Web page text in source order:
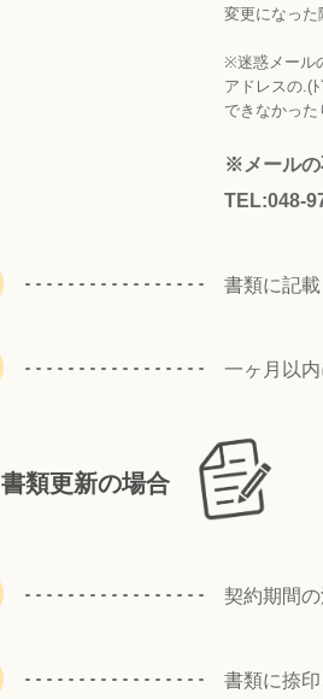
変更になった
※迷惑メール
アドレスの.(
できなかった
※メールの
TEL:048-
書類に記
一ヶ月以
書類更新の場合
契約期間
書類に捺